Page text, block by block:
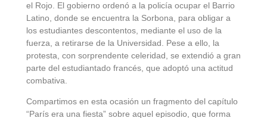
el Rojo. El gobierno ordenó a la policía ocupar el Barrio
Latino, donde se encuentra la Sorbona, para obligar a
los estudiantes descontentos, mediante el uso de la
fuerza, a retirarse de la Universidad. Pese a ello, la
protesta, con sorprendente celeridad, se extendió a gran
parte del estudiantado francés, que adoptó una actitud
combativa.
Compartimos en esta ocasión un fragmento del capítulo
“París era una fiesta” sobre aquel episodio, que forma